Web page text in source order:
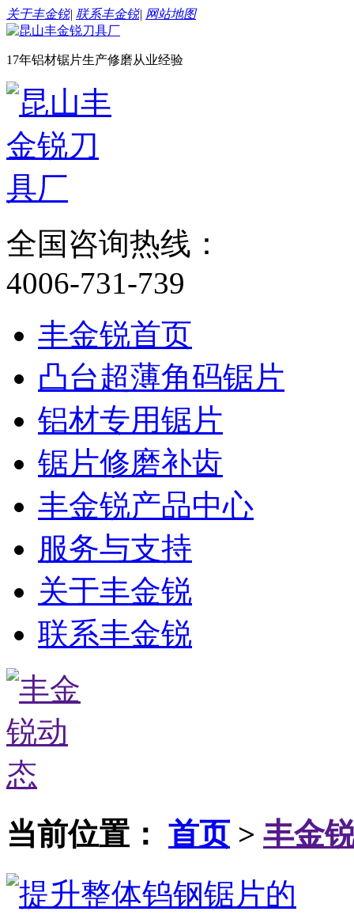
关于丰金锐| 联系丰金锐| 网站地图
17年铝材锯片生产修磨从业经验
全国咨询热线：
4006-731-739
丰金锐首页
凸台超薄角码锯片
铝材专用锯片
锯片修磨补齿
丰金锐产品中心
服务与支持
关于丰金锐
联系丰金锐
当前位置： 首页 > 丰金